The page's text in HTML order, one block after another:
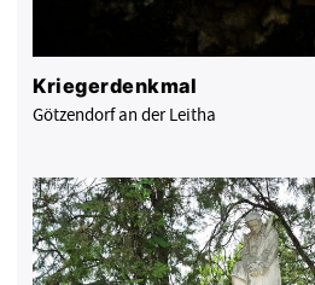
Kriegerdenkmal
Götzendorf an der Leitha